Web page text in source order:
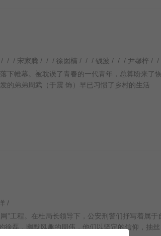
下帷幕。被耽误了青春的一代青年，总算盼来了
的弟弟周武（于震 饰）早已习惯了乡村的生活
/
程。在杜局长领导下，公安刑警们抒写着属于
徐磊，幽默风趣的周伟，他们以坚定的信仰，抽丝